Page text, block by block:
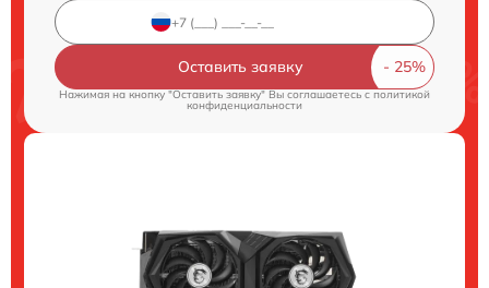
Оставить заявку
Нажимая на кнопку "Оставить заявку" Вы соглашаетесь cполитикой
конфиденциальности